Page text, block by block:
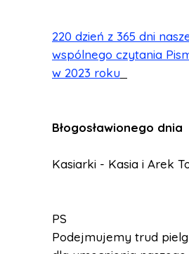
220 dzień z 365 dni
wspólnego czytania
w 2023 roku
Błogosławionego dnia
Kasiarki - Kasia i Arek
PS
Podejmujemy trud